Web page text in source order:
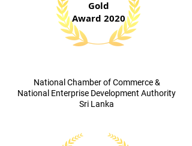
Gold
Award 2020
​National Chamber of Commerce &
National Enterprise Development Authority
Sri Lanka